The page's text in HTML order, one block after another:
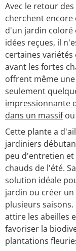
Avec le retour
cherchent
d'un jardin coloré
idées reçues, il
certaines
avant les fortes
offrent même
seulement
impressionnante
dans un massifou
Cette plante a
jardiniers
peu d'entretien
chauds de l'été.
solution idéale
jardin ou créer
plusieurs
attire les abeilles
favoriser la
plantations